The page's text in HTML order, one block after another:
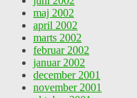
maj 2002
april 2002
marts 2002
februar 2002
januar 2002
december 2001
november 2001